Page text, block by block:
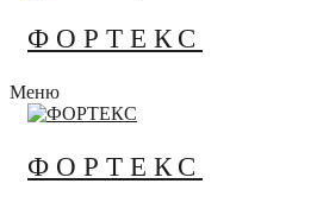
ФОРТЕКС
Меню
ФОРТЕКС